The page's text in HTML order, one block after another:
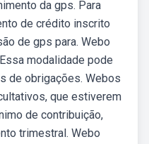
da gps. Para
de crédito inscrito
de gps para. Webo
modalidade pode
de obrigações. Webos
que estiverem
de contribuição,
trimestral. Webo